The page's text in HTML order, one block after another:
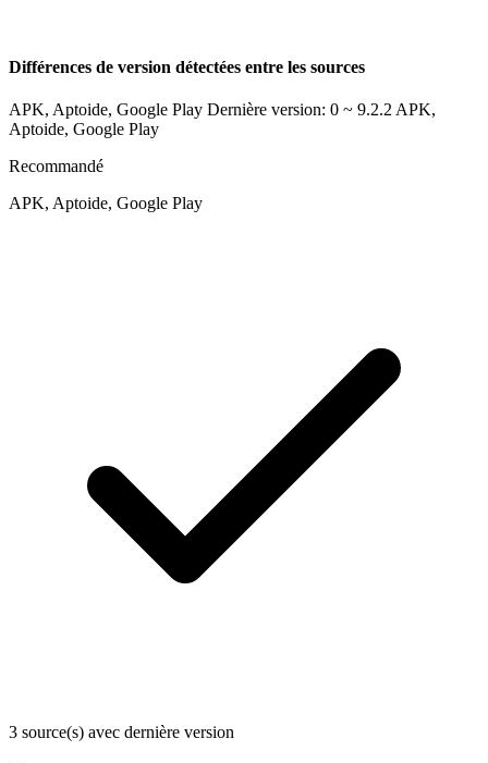
Différences de version détectées entre les sources
APK, Aptoide, Google Play Dernière version: 0 ~ 9.2.2 APK,
Aptoide, Google Play
Recommandé
APK, Aptoide, Google Play
3 source(s) avec dernière version